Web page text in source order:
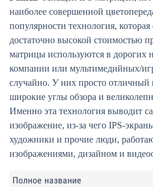
наиболее совершенной
популярности технология, которая
достаточно высокой стоимостью
матрицы используются в дорогих
компании или мультимедийных/
случайно. У них просто отличный
широкие углы обзора и
Именно эта технология выводит
изображение, из-за чего IPS-
художники и прочие люди,
изображениями, дизайном и
Полное название